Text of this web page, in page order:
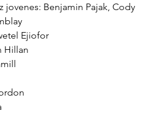
jovenes: Benjamin Pajak, Cody
Ejiofor
Hillan